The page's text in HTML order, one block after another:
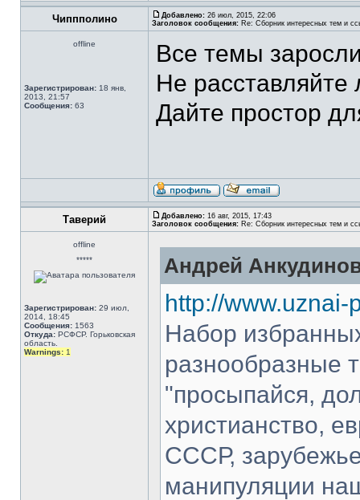
Чиппполино Добавлено: 26 июл, 2015, 22:06
Заголовок сообщения: Re: Сборник интересных тем и
offline
Зарегистрирован: 18 янв,
2013, 21:57
Сообщения: 63
Все темы
Не
Дайте простор
Таверий Добавлено: 16 авг, 2015, 17:43
Заголовок сообщения: Re: Сборник интересных тем и
offline
*****
Зарегистрирован: 29 июл,
2014, 18:45
Сообщения: 1563
Откуда: РСФСР. Горьковская
область.
Warnings: 1
Андрей
http://www.uznai-
Набор
разнообразные
"просыпайся,
христианство,
СССР,
манипуляции